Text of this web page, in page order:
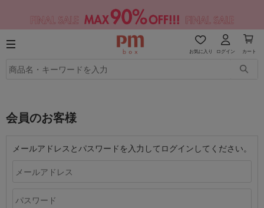
お気に入り ログイン カート
会員のお客様
メールアドレスとパスワードを入力してログインしてください。